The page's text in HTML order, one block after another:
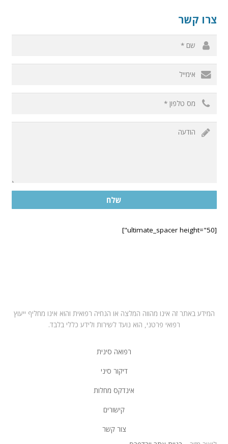
צרו קשר
שלח
[ultimate_spacer height="50"]
המידע באתר זה אינו מהווה המלצה או הנחיה רפואית והוא אינו מחליף ייעוץ
רפואי פרטני, הוא נועד לשירות ולידע כללי בלבד.
רפואה סינית
דיקור סיני
אינדקס מחלות
קישורים
צור קשר